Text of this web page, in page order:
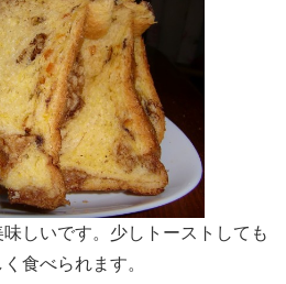
しいです。少しトーストしても
食べられます。